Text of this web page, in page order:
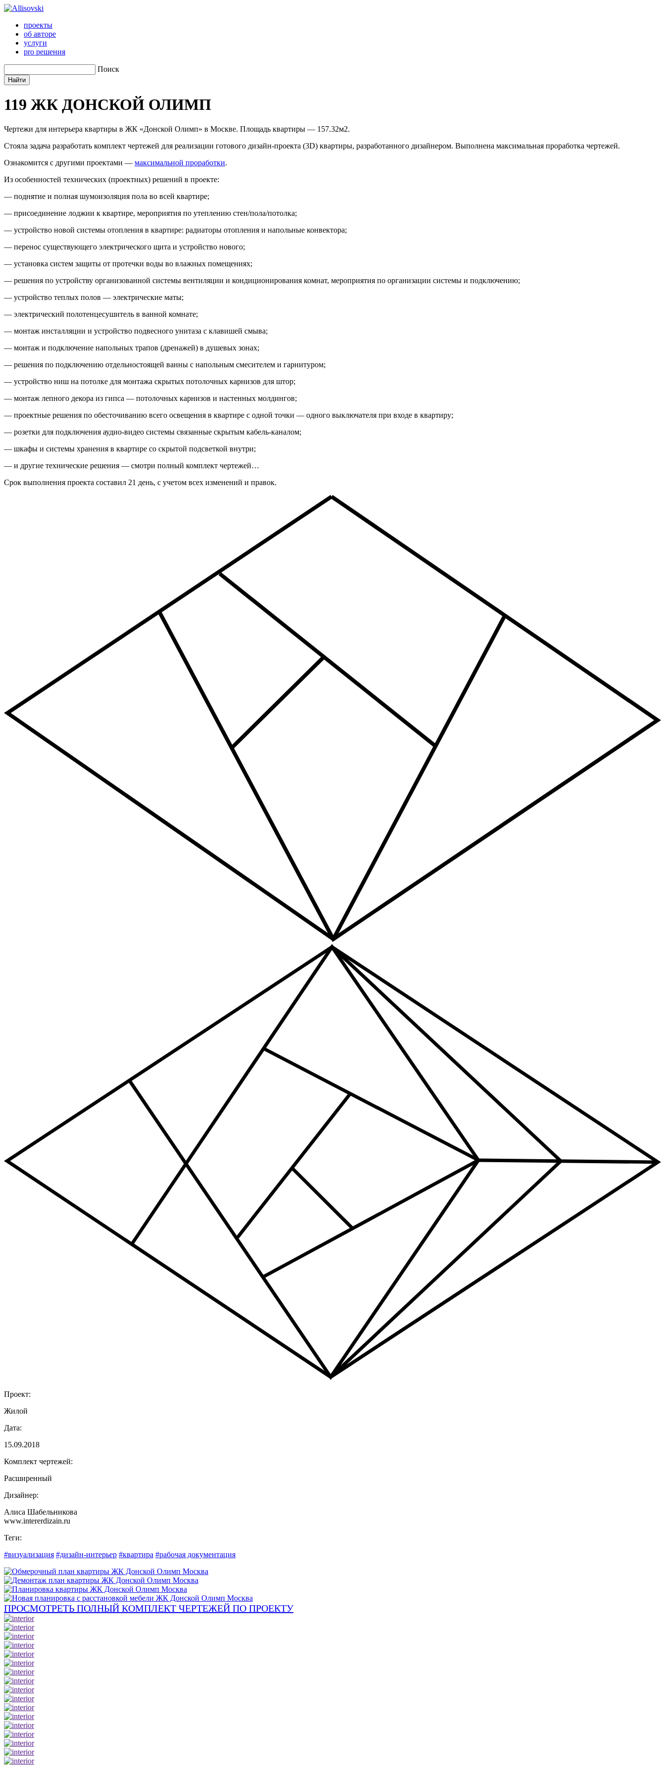
проекты
об авторе
услуги
pro решения
Поиск
119 ЖК ДОНСКОЙ ОЛИМП
Чертежи для интерьера квартиры в ЖК «Донской Олимп» в Москве. Площадь квартиры — 157.32м2.
Стояла задача разработать комплект чертежей для реализации готового дизайн-проекта (3D) квартиры, разработанного дизайнером. Выполнена максимальная проработка чертежей.
Ознакомится с другими проектами — максимальной проработки.
Из особенностей технических (проектных) решений в проекте:
— поднятие и полная шумоизоляция пола во всей квартире;
— присоединение лоджии к квартире, мероприятия по утеплению стен/пола/потолка;
— устройство новой системы отопления в квартире: радиаторы отопления и напольные конвектора;
— перенос существующего электрического щита и устройство нового;
— установка систем защиты от протечки воды во влажных помещениях;
— решения по устройству организованной системы вентиляции и кондиционирования комнат, мероприятия по организации системы и подключению;
— устройство теплых полов — электрические маты;
— электрический полотенцесушитель в ванной комнате;
— монтаж инсталляции и устройство подвесного унитаза с клавишей смыва;
— монтаж и подключение напольных трапов (дренажей) в душевых зонах;
— решения по подключению отдельностоящей ванны с напольным смесителем и гарнитуром;
— устройство ниш на потолке для монтажа скрытых потолочных карнизов для штор;
— монтаж лепного декора из гипса — потолочных карнизов и настенных молдингов;
— проектные решения по обесточиванию всего освещения в квартире с одной точки — одного выключателя при входе в квартиру;
— розетки для подключения аудио-видео системы связанные скрытым кабель-каналом;
— шкафы и системы хранения в квартире со скрытой подсветкой внутри;
— и другие технические решения — смотри полный комплект чертежей…
Срок выполнения проекта составил 21 день, с учетом всех изменений и правок.
Проект:
Жилой
Дата:
15.09.2018
Комплект чертежей:
Расширенный
Дизайнер:
Алиса Шабельникова
www.intererdizain.ru
Теги:
#визуализация #дизайн-интерьер #квартира #рабочая документация
ПРОСМОТРЕТЬ ПОЛНЫЙ КОМПЛЕКТ ЧЕРТЕЖЕЙ ПО ПРОЕКТУ